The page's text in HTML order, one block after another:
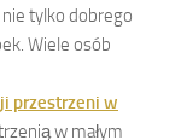
tylko dobrego
Wiele osób
przestrzeni w
w małym